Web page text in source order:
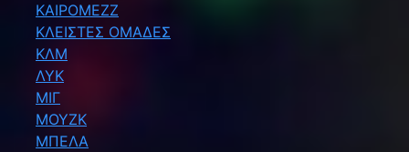
ΚΑΙΡΟΜΕΖΖ
ΚΛΕΙΣΤΕΣ ΟΜΑΔΕΣ
ΚΛΜ
ΛΥΚ
ΜΙΓ
ΜΟΥΖΚ
ΜΠΕΛΑ